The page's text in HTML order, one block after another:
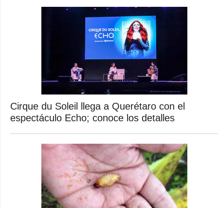
Cirque du Soleil llega a Querétaro con el
espectáculo Echo; conoce los detalles